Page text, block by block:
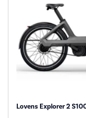
Lovens Explorer 2